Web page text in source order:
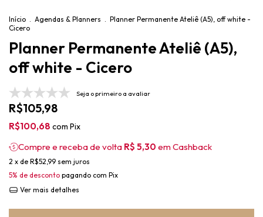
Início . Agendas & Planners . Planner Permanente Ateliê (A5), off white -
Cicero
Planner Permanente Ateliê (A5),
off white - Cicero
Seja o primeiro a avaliar
R$105,98
R$100,68 com Pix
Compre e receba de volta R$ 5,30 em Cashback
2 x de R$52,99 sem juros
5% de desconto pagando com Pix
Ver mais detalhes